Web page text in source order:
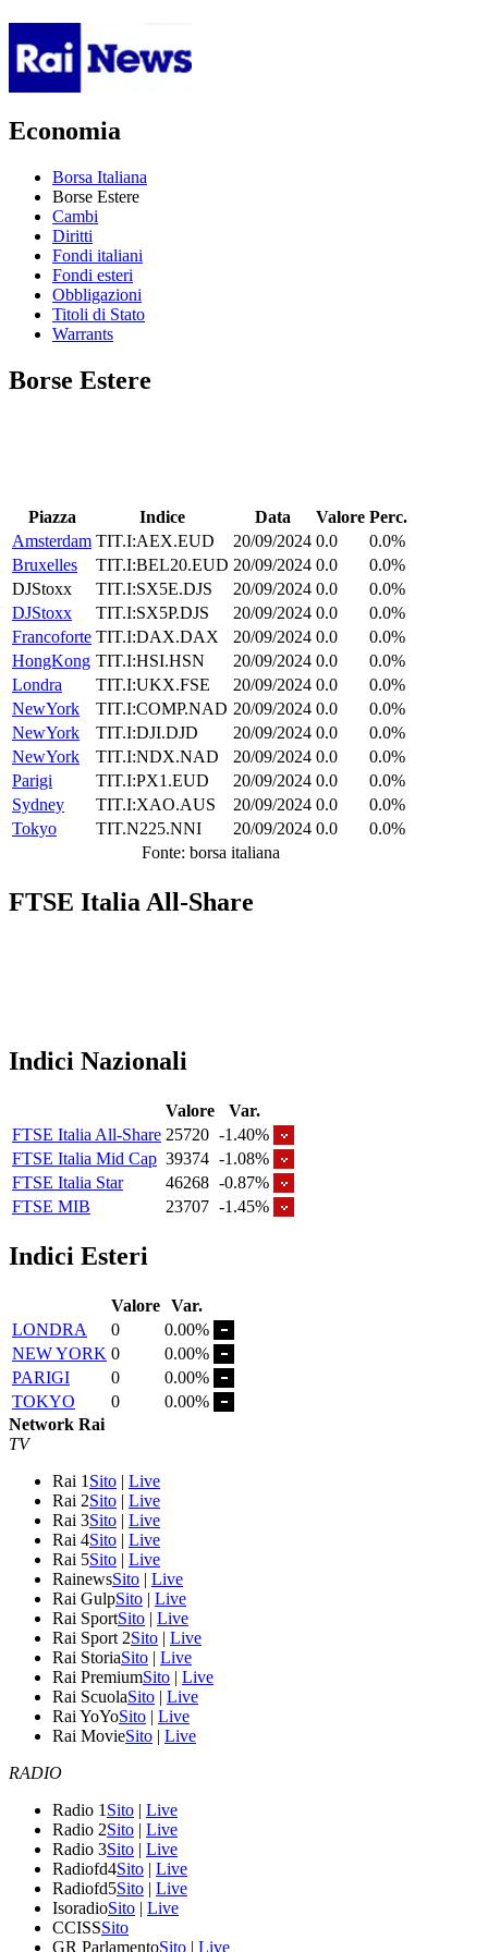
Economia
Borsa Italiana
Borse Estere
Cambi
Diritti
Fondi italiani
Fondi esteri
Obbligazioni
Titoli di Stato
Warrants
Borse Estere
Piazza Indice Data Valore Perc.
Amsterdam TIT.I:AEX.EUD 20/09/2024 0.0
0.0%
Bruxelles
TIT.I:BEL20.EUD 20/09/2024 0.0
0.0%
DJStoxx
TIT.I:SX5E.DJS 20/09/2024 0.0
0.0%
DJStoxx
TIT.I:SX5P.DJS 20/09/2024 0.0
0.0%
Francoforte TIT.I:DAX.DAX 20/09/2024 0.0
0.0%
HongKong TIT.I:HSI.HSN 20/09/2024 0.0
0.0%
Londra
TIT.I:UKX.FSE 20/09/2024 0.0
0.0%
NewYork
TIT.I:COMP.NAD 20/09/2024 0.0
0.0%
NewYork
TIT.I:DJI.DJD 20/09/2024 0.0
0.0%
NewYork
TIT.I:NDX.NAD 20/09/2024 0.0
0.0%
Parigi
TIT.I:PX1.EUD 20/09/2024 0.0
0.0%
Sydney
TIT.I:XAO.AUS 20/09/2024 0.0
0.0%
Tokyo
TIT.N225.NNI 20/09/2024 0.0
0.0%
Fonte: borsa italiana
FTSE Italia All-Share
Indici Nazionali
Valore
Var.
FTSE Italia All-Share 25720 -1.40%
FTSE Italia Mid Cap 39374 -1.08%
FTSE Italia Star
46268 -0.87%
FTSE MIB
23707 -1.45%
Indici Esteri
Valore Var.
LONDRA
0
0.00%
NEW YORK 0
0.00%
PARIGI
0
0.00%
TOKYO
0
0.00%
Network Rai
TV
Rai 1 Sito | Live
Rai 2Sito | Live
Rai 3Sito | Live
Rai 4Sito | Live
Rai 5Sito | Live
RainewsSito | Live
Rai GulpSito | Live
Rai SportSito | Live
Rai Sport 2Sito | Live
Rai StoriaSito | Live
Rai PremiumSito | Live
Rai ScuolaSito | Live
Rai YoYoSito | Live
Rai MovieSito | Live
RADIO
Radio 1 Sito | Live
Radio 2Sito | Live
Radio 3Sito | Live
Radiofd4Sito | Live
Radiofd5Sito | Live
IsoradioSito | Live
CCISSSito
GR ParlamentoSito | Live